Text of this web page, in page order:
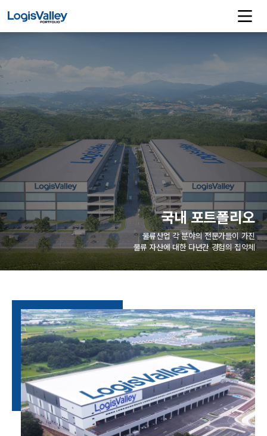
국내 포트폴리오
물류산업 각 분야의 전문가들이 가진
물류 자산에 대한 다년간 경험의 집약체